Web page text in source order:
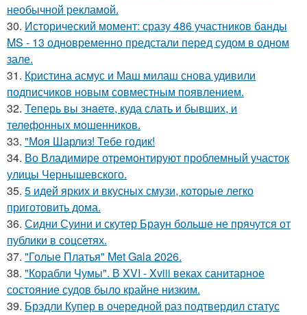
необычной рекламой.
30. Исторический момент: сразу 486 участников банды
MS - 13 одновременно предстали перед судом в одном
зале.
31. Кристина асмус и Маш милаш снова удивили
подписчиков новым совместным появлением.
32. Теперь вы знaетe, куда слать и бывших, и
телeфонныx мошенников.
33. "Моя Шарлиз! Тебе годик!
34. Во Владимире отремонтируют проблемный участок
улицы Чернышевского.
35. 5 идей ярких и вкусных смузи, которые легко
приготовить дома.
36. Сидни Суини и скутер Браун больше не прячутся от
публики в соцсетях.
37. "Голые Платья" Met Gala 2026.
38. "Корабли Чумы". В XVI - Xviii веках санитарное
состояние судов было крайне низким.
39. Брэдли Купер в очередной раз подтвердил статус